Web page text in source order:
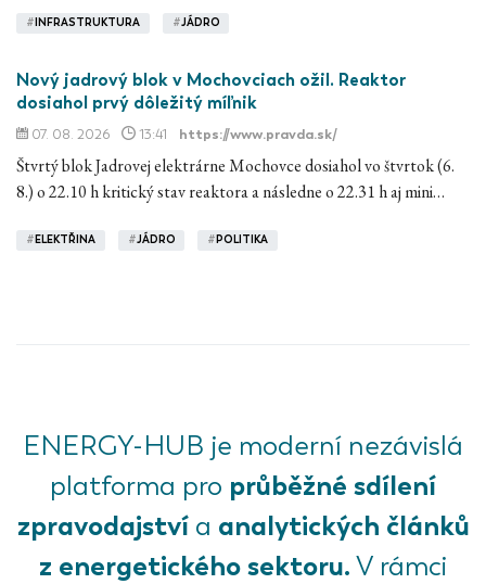
# INFRASTRUKTURA #JÁDRO
Nový jadrový blok v Mochovciach ožil. Reaktor
dosiahol prvý dôležitý míľnik
07. 08. 2026 13:41 https://www.pravda.sk/
Štvrtý blok Jadrovej elektrárne Mochovce dosiahol vo štvrtok (6.
8.) o 22.10 h kritický stav reaktora a následne o 22.31 h aj mini…
# ELEKTŘINA #JÁDRO # POLITIKA
ENERGY-HUB je moderní nezávislá
platforma pro průběžné sdílení
zpravodajstvía analytických článků
z energetického sektoru. V rámci